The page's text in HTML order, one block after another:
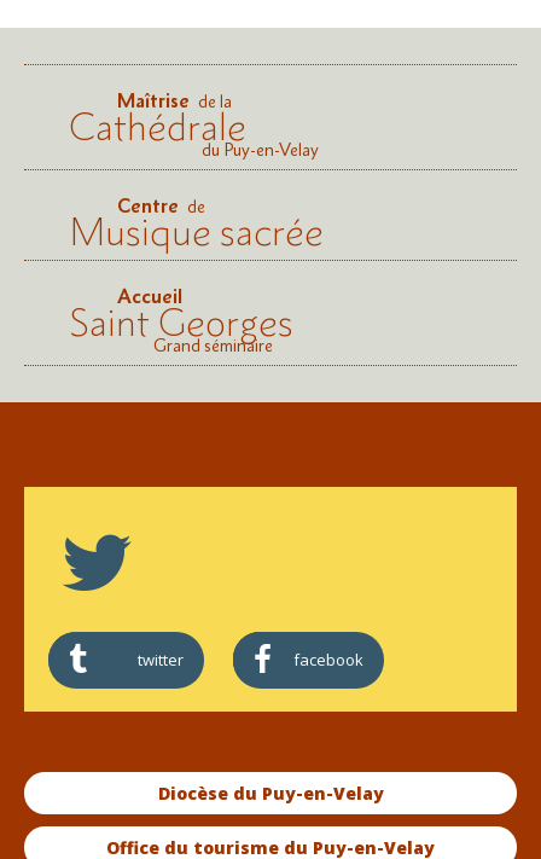
Maîtrise de la
Cathédraledu Puy-en-Velay
Centre de
Musique sacrée
Accueil
Saint Georges
Grand séminaire
twitter facebook
Diocèse du Puy-en-Velay
Office du tourisme du Puy-en-Velay